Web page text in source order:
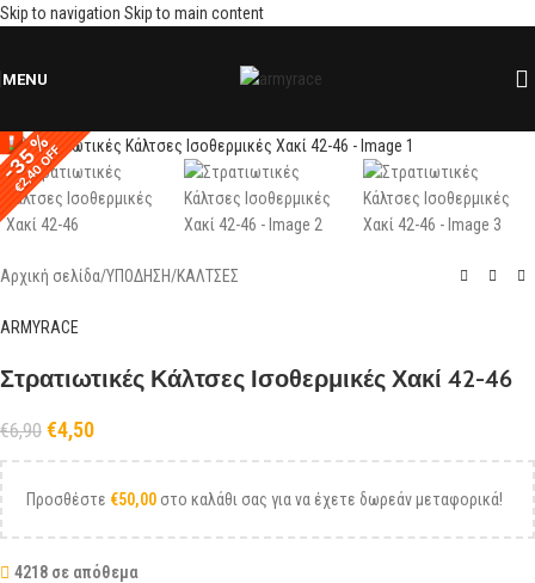
Skip to navigation Skip to main content
MENU
€2,40 OFF
€2,40 OFF
%
%
Αρχική σελίδα/ΥΠΟΔΗΣΗ/ΚΑΛΤΣΕΣ
ARMYRACE
Στρατιωτικές Κάλτσες Ισοθερμικές Χακί 42-46
€6,90 €4,50
Προσθέστε €50,00 στο καλάθι σας για να έχετε δωρεάν μεταφορικά!
4218 σε απόθεμα